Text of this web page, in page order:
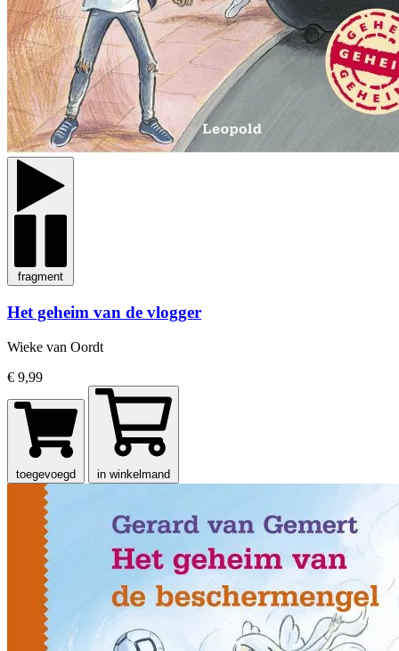
fragment
Het geheim van de vlogger
Wieke van Oordt
€ 9,99
toegevoegd in winkelmand